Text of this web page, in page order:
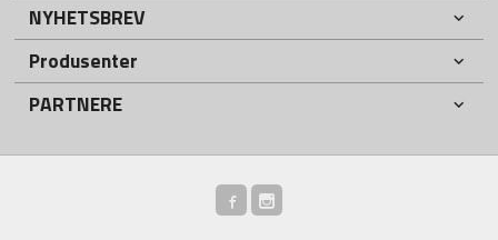
NYHETSBREV
Produsenter
PARTNERE